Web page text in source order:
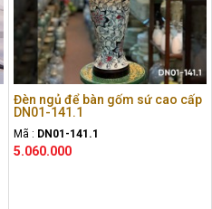
Đèn ngủ để bàn gốm sứ cao cấp
DN01-141.1
Mã : DN01-141.1
5.060.000